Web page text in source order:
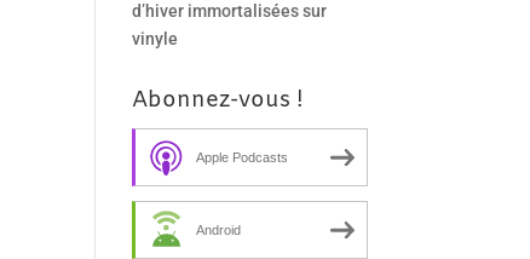
d’hiver immortalisées sur
vinyle
Abonnez-vous !
Apple Podcasts
Android